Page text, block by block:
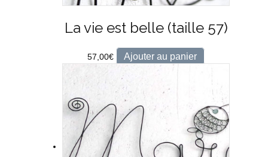
La vie est belle (taille 57)
57,00€ Ajouter au panier